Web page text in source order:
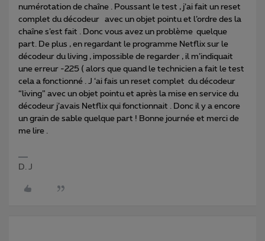
numérotation de chaîne . Poussant le test , j’ai fait un reset
complet du décodeur avec un objet pointu et l’ordre des la
chaîne s’est fait . Donc vous avez un problème quelque
part. De plus , en regardant le programme Netflix sur le
décodeur du living , impossible de regarder , il m’indiquait
une erreur -225 ( alors que quand le technicien a fait le test
cela a fonctionné . J ‘ai fais un reset complet du décodeur
“living” avec un objet pointu et après la mise en service du
décodeur j’avais Netflix qui fonctionnait . Donc il y a encore
un grain de sable quelque part ! Bonne journée et merci de
me lire .
D. J